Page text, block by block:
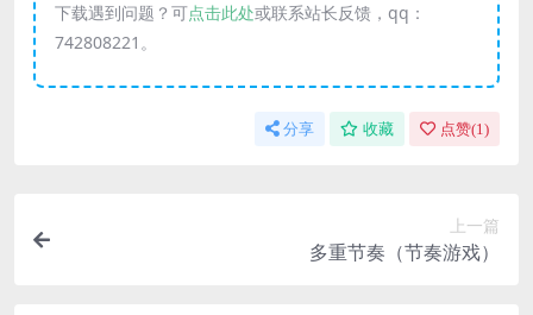
下载遇到问题？可点击此处或联系站长反馈，qq：
742808221。
分享 收藏 点赞(1)
上一篇
多重节奏（节奏游戏）